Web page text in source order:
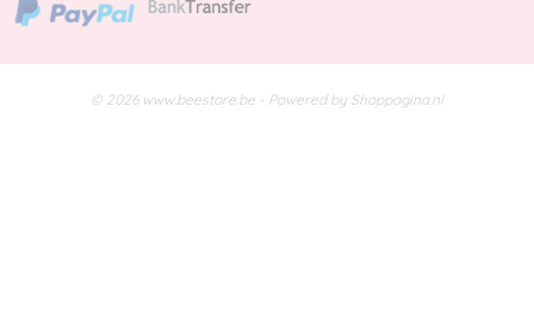
© 2026 www.beestore.be - Powered by Shoppagina.nl